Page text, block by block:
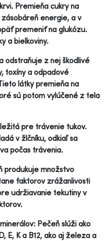
Premieňa cukry na
energie, a v
premeniť na glukózu.
a bielkoviny.
odstraňuje z nej škodlivé
toxíny a odpadové
látky premieňa na
sú potom vylúčené z tela
pre trávenie tukov.
v žlčníku, odkiaľ sa
počas trávenia.
produkuje množstvo
faktorov zrážanlivosti
udržiavanie tekutiny v
Pečeň slúži ako
E, K a B12, ako aj železa a